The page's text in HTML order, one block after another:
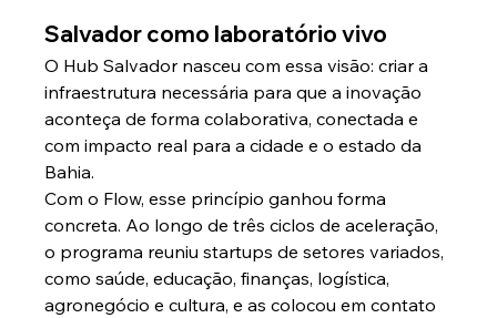
Salvador como laboratório vivo
O Hub Salvador nasceu com essa visão: criar a
infraestrutura necessária para que a inovação
aconteça de forma colaborativa, conectada e
com impacto real para a cidade e o estado da
Bahia.
Com o Flow, esse princípio ganhou forma
concreta. Ao longo de três ciclos de aceleração,
o programa reuniu startups de setores variados,
como saúde, educação, finanças, logística,
agronegócio e cultura, e as colocou em contato